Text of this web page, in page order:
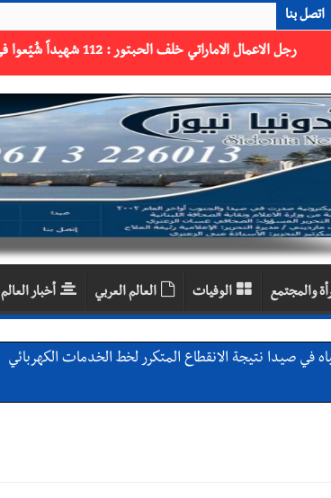
اتصل بنا
والمجتمع الوفيات العالم العربي أخبار العالم
في صيدا نتيجة الانقطاع المتكرر لخط الخدمات الكهربائي
مأزوم!